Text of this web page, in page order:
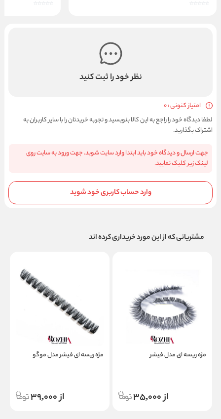
نظر خود را ثبت کنید
امتیاز کنونی : 0
لطفا دیدگاه خود را راجع به این کالا بنویسید و تجربه خریدتان را با سایر کاربران به
اشتراک بگذارید.
جهت ارسال و دیدگاه خود باید ابتدا وارد سایت شوید. جهت ورود به سایت روی
لینک زیر کلیک نمایید.
وارد حساب کاربری خود شوید
مشتریانی که از این مورد خریداری کرده اند
مژه ریسه ای مدل فیشر
از 35,000
مژه ریسه ای فیشر مدل موگو
از 39,000